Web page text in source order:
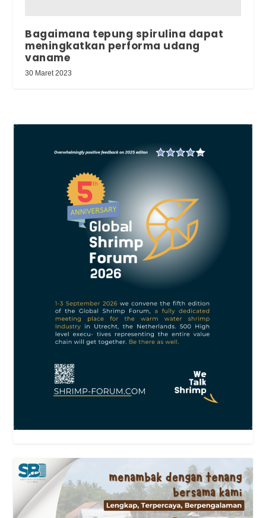
Bagaimana tepung spirulina dapat
meningkatkan performa udang
vaname
30 Maret 2023